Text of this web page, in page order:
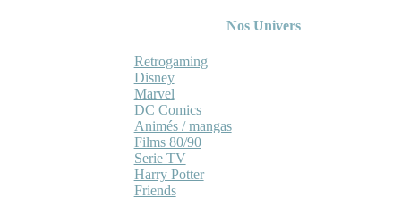
Nos Univers
Retrogaming
Disney
Marvel
DC Comics
Animés / mangas
Films 80/90
Serie TV
Harry Potter
Friends